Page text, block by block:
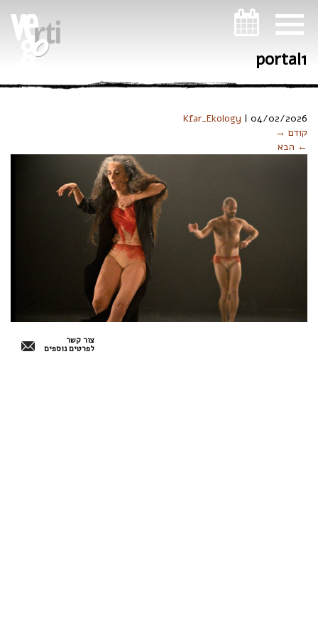
portal1
Kfar_Ekology | 04/02/2026
קודם →
← הבא
צור קשר
לפרטים נוספים